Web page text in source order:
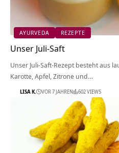
AYURVEDA REZEPTE
Unser Juli-Saft
Unser Juli-Saft-Rezept besteht aus
Karotte, Apfel, Zitrone und…
LISA K. VOR 7 JAHREN 602 VIEWS